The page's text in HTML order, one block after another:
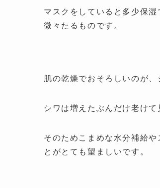
マスクをしていると多少保
微々たるものです。
肌の乾燥でおそろしいのが
シワは増えたぶんだけ老け
そのためこまめな水分補給
とがとても望ましいです。